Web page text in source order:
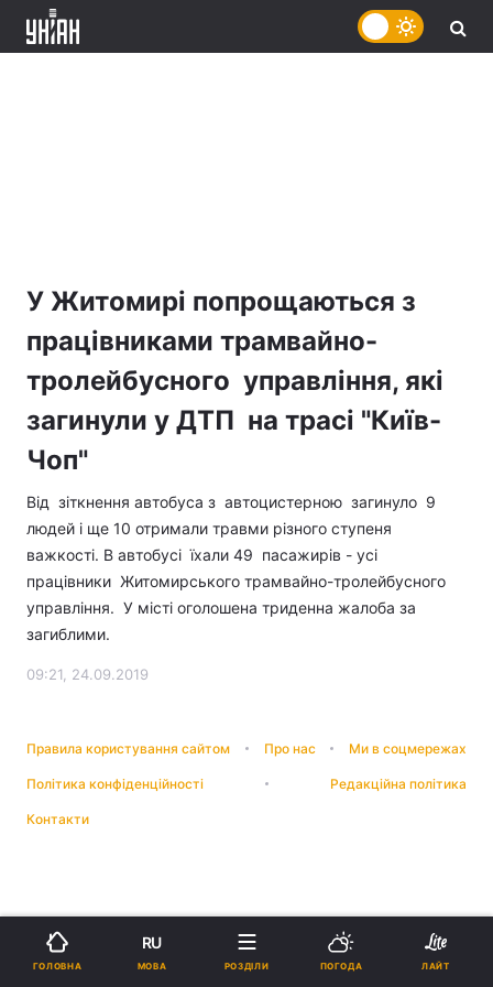
У Житомирі попрощаються з
працівниками трамвайно-
тролейбусного управління, які
загинули у ДТП на трасі "Київ-
Чоп"
Від зіткнення автобуса з автоцистерною загинуло 9
людей і ще 10 отримали травми різного ступеня
важкості. В автобусі їхали 49 пасажирів - усі
працівники Житомирського трамвайно-тролейбусного
управління. У місті оголошена триденна жалоба за
загиблими.
09:21, 24.09.2019
Правила користування сайтом Про нас Ми в соцмережах
Політика конфіденційності Редакційна політика
Контакти
ГОЛОВНА
RU
МОВА РОЗДІЛИ ПОГОДА ЛАЙТ